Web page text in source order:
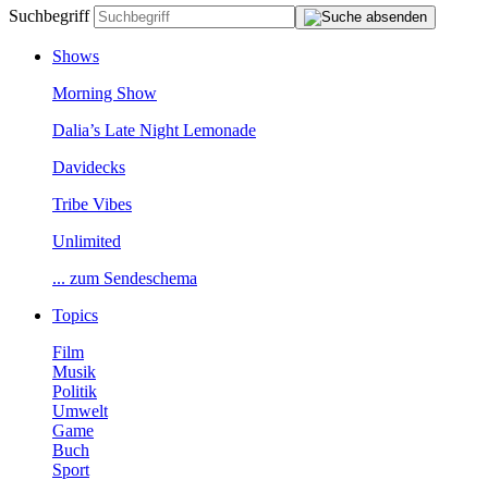
Suchbegriff
Shows
MorningShow
Dalia’sLateNightLemonade
Davidecks
TribeVibes
Unlimited
...zumSendeschema
Topics
Film
Musik
Politik
Umwelt
Game
Buch
Sport